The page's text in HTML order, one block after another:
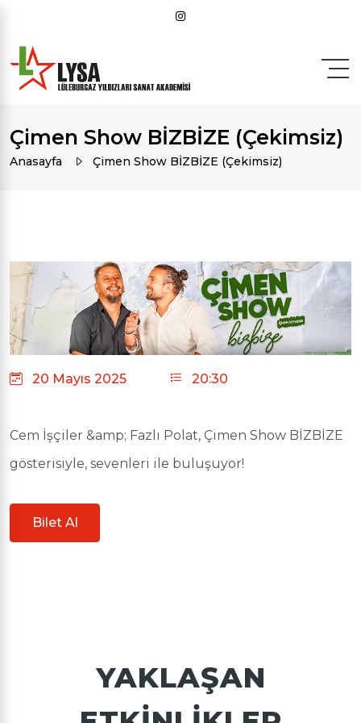
Çimen Show BİZBİZE (Çekimsiz)
Anasayfa Çimen Show BİZBİZE (Çekimsiz)
20 Mayıs 2025 20:30
Cem İşçiler &amp; Fazlı Polat, Çimen Show BİZBİZE
gösterisiyle, sevenleri ile buluşuyor!
Bilet Al
YAKLAŞAN